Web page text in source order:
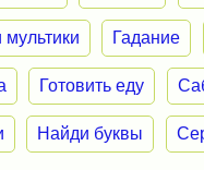
Гадание
Готовить еду
Найди буквы